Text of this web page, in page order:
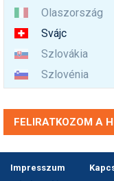
Olaszország
Svájc
Szlovákia
Szlovénia
FELIRATKOZOM A
Impresszum